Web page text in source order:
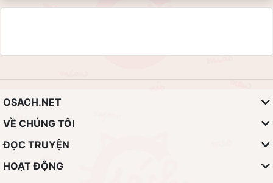
OSACH.NET
VỀ CHÚNG TÔI
ĐỌC TRUYỆN
HOẠT ĐỘNG